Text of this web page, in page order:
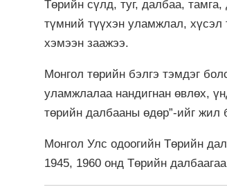
Төрийн сүлд, туг, далбаа,
түмний түүхэн уламжлал, хүсэл
хэмээн заажээ.
Монгол төрийн бэлгэ тэмдэг
уламжлалаа нандигнан өвлөх,
төрийн далбааны өдөр”-ийг жил
Монгол Улс одоогийн Төрийн
1945, 1960 онд Төрийн